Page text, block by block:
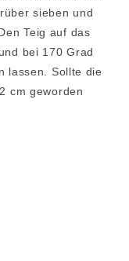
sieben und
Teig auf das
bei 170 Grad
lassen. Sollte die
cm geworden